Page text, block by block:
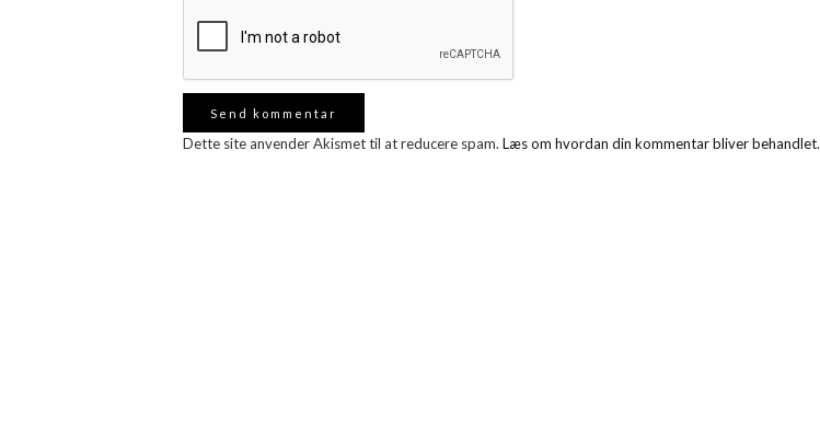
Dette site anvender Akismet til at reducere spam. Læs om hvordan din kommentar bliver behandlet.